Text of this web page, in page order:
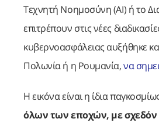
Τεχνητή Νοημοσύνη (AI) ή το
επιτρέπουν στις νέες
κυβερνοασφάλειας αυξήθηκε
Πολωνία ή η Ρουμανία,να
Η εικόνα είναι η ίδια
όλων των εποχών, με σχεδόν